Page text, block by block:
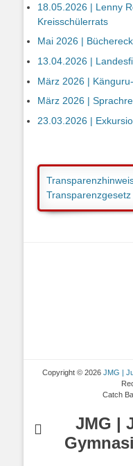
JMG |
18.05.2026 | Lenny
Kreisschülerrats
Mai 2026 |
13.04.2026 |
März 2026 |
März 2026 |
23.03.2026 |
Transparenzgesetz
Copyright © 2026 JMG |
Catch